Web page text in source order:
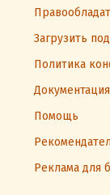
Загрузить
Политика
Документация
Помощь
Реклама для